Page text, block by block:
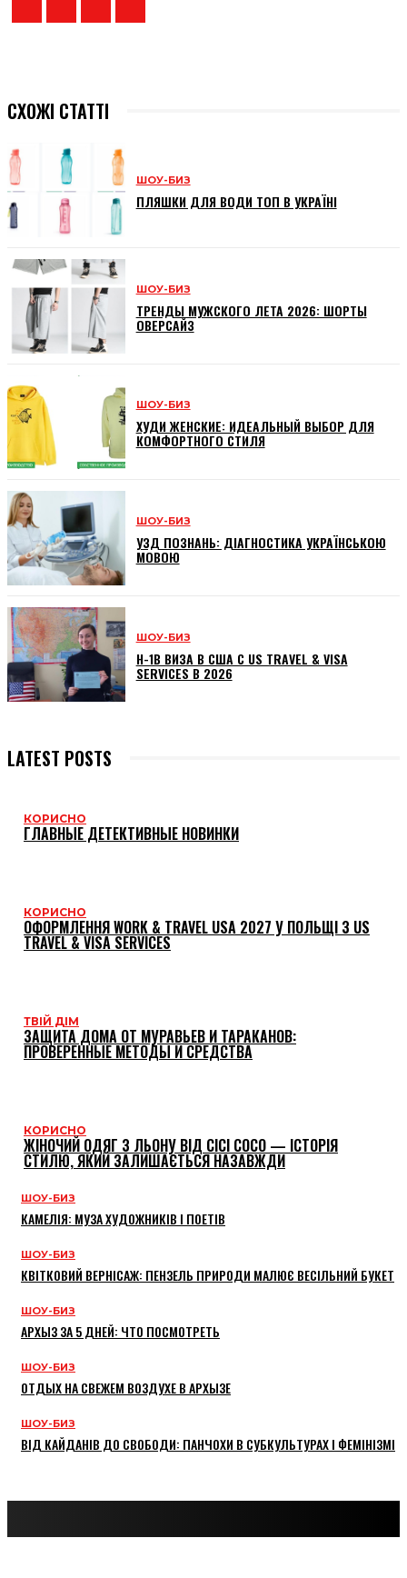
СХОЖІ СТАТТІ
ШОУ-БИЗ
ПЛЯШКИ ДЛЯ ВОДИ ТОП В УКРАЇНІ
ШОУ-БИЗ
ТРЕНДЫ МУЖСКОГО ЛЕТА 2026: ШОРТЫ
ОВЕРСАЙЗ
ШОУ-БИЗ
ХУДИ ЖЕНСКИЕ: ИДЕАЛЬНЫЙ ВЫБОР ДЛЯ
КОМФОРТНОГО СТИЛЯ
ШОУ-БИЗ
УЗД ПОЗНАНЬ: ДІАГНОСТИКА УКРАЇНСЬКОЮ
МОВОЮ
ШОУ-БИЗ
H-1B ВИЗА В США С US TRAVEL & VISA
SERVICES В 2026
LATEST POSTS
КОРИСНО
ГЛАВНЫЕ ДЕТЕКТИВНЫЕ НОВИНКИ
КОРИСНО
ОФОРМЛЕННЯ WORK & TRAVEL USA 2027 У ПОЛЬЩІ З US
TRAVEL & VISA SERVICES
ТВІЙ ДІМ
ЗАЩИТА ДОМА ОТ МУРАВЬЕВ И ТАРАКАНОВ:
ПРОВЕРЕННЫЕ МЕТОДЫ И СРЕДСТВА
КОРИСНО
ЖІНОЧИЙ ОДЯГ З ЛЬОНУ ВІД CICI COCO — ІСТОРІЯ
СТИЛЮ, ЯКИЙ ЗАЛИШАЄТЬСЯ НАЗАВЖДИ
ШОУ-БИЗ
КАМЕЛІЯ: МУЗА ХУДОЖНИКІВ І ПОЕТІВ
ШОУ-БИЗ
КВІТКОВИЙ ВЕРНІСАЖ: ПЕНЗЕЛЬ ПРИРОДИ МАЛЮЄ ВЕСІЛЬНИЙ БУКЕТ
ШОУ-БИЗ
АРХЫЗ ЗА 5 ДНЕЙ: ЧТО ПОСМОТРЕТЬ
ШОУ-БИЗ
ОТДЫХ НА СВЕЖЕМ ВОЗДУХЕ В АРХЫЗЕ
ШОУ-БИЗ
ВІД КАЙДАНІВ ДО СВОБОДИ: ПАНЧОХИ В СУБКУЛЬТУРАХ І ФЕМІНІЗМІ